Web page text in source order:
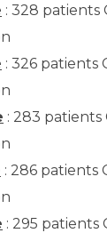
: 328 patients
: 326 patients
: 283 patients
: 286 patients
: 295 patients